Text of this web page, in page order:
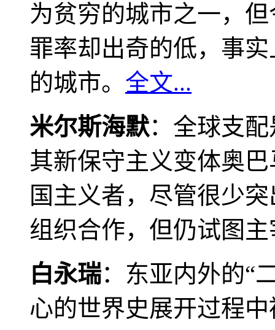
为贫穷的城市之一，
罪率却出奇的低，事
的城市。 全文...
米尔斯海默：全球支
其新保守主义变体奥
国主义者，尽管很少
组织合作，但仍试图
白永瑞：东亚内外的“
心的世界史展开过程